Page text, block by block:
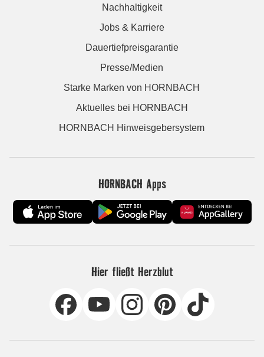
Nachhaltigkeit
Jobs & Karriere
Dauertiefpreisgarantie
Presse/Medien
Starke Marken von HORNBACH
Aktuelles bei HORNBACH
HORNBACH Hinweisgebersystem
HORNBACH Apps
Hier fließt Herzblut